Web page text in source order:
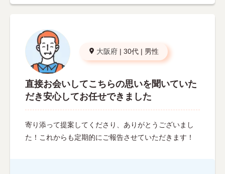
大阪府 | 30代 | 男性
直接お会いしてこちらの思いを聞いていた
だき安心してお任せできました
寄り添って提案してくださり、ありがとうございまし
た！これからも定期的にご報告させていただきます！